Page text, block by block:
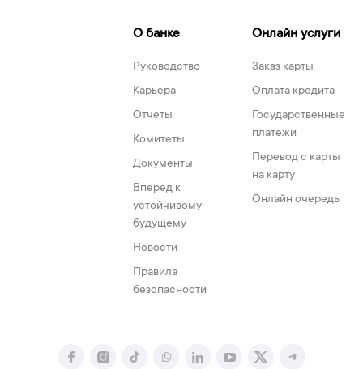
О банке
Руководство
Карьера
Отчеты
Комитеты
Документы
Вперед к
устойчивому
будущему
Новости
Правила
безопасности
Онлайн услуги
Заказ карты
Оплата кредита
Государственные
платежи
Перевод с карты
на карту
Онлайн очередь